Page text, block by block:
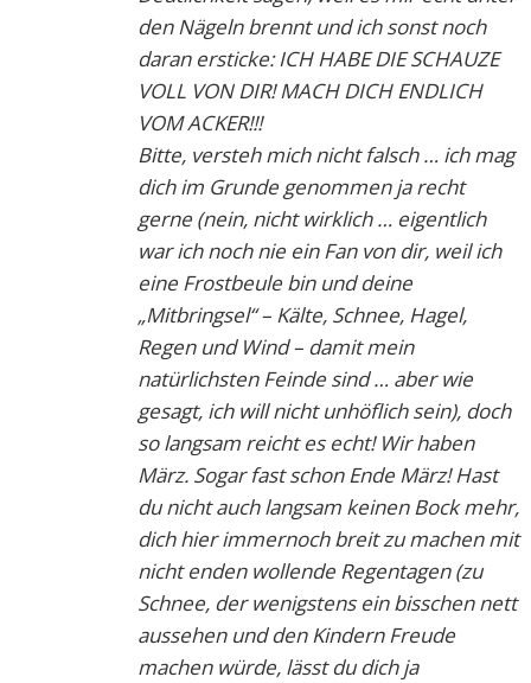
den Nägeln brennt und ich sonst noch
daran ersticke: ICH HABE DIE SCHAUZE
VOLL VON DIR! MACH DICH ENDLICH
VOM ACKER!!!
Bitte, versteh mich nicht falsch … ich mag
dich im Grunde genommen ja recht
gerne (nein, nicht wirklich … eigentlich
war ich noch nie ein Fan von dir, weil ich
eine Frostbeule bin und deine
„Mitbringsel“ – Kälte, Schnee, Hagel,
Regen und Wind – damit mein
natürlichsten Feinde sind … aber wie
gesagt, ich will nicht unhöflich sein), doch
so langsam reicht es echt! Wir haben
März. Sogar fast schon Ende März! Hast
du nicht auch langsam keinen Bock mehr,
dich hier immernoch breit zu machen mit
nicht enden wollende Regentagen (zu
Schnee, der wenigstens ein bisschen nett
aussehen und den Kindern Freude
machen würde, lässt du dich ja